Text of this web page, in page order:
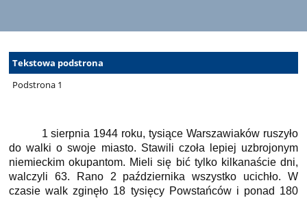
Patron
Tekstowa podstrona
Podstrona 1
1 sierpnia 1944 roku, tysiące Warszawiaków ruszyło
do walki o swoje miasto. Stawili czoła lepiej uzbrojonym
niemieckim okupantom. Mieli się bić tylko kilkanaście dni,
walczyli 63. Rano 2 października wszystko ucichło. W
czasie walk zginęło 18 tysięcy Powstańców i ponad 180